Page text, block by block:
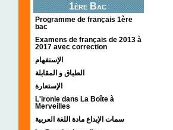
1ère Bac
Programme de français 1ère
bac
Examens de français de 2013 à
2017 avec correction
الإستفهام
الطباق و المقابلة
الإستعارة
L'ironie dans La Boîte à
Merveilles
سمات الإبداع مادة اللغة العربية